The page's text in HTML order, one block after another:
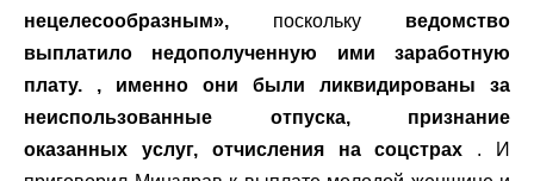
нецелесообразным», поскольку
ведомство
выплатило недополученную ими заработную
плату. , именно они были ликвидированы за
неиспользованные отпуска, признание
оказанных услуг, отчисления на соцстрах . И